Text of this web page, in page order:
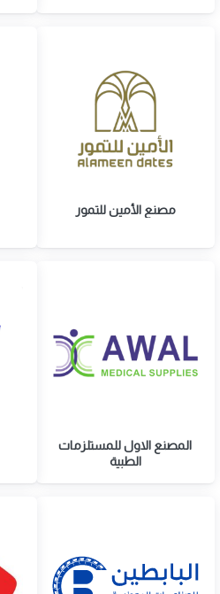
مصنع الأمين للتمور
المصنع الاول للمستلزمات
الطبية